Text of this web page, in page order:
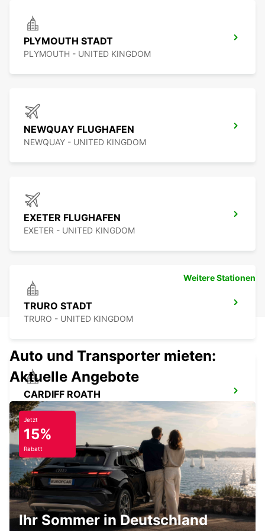
PLYMOUTH STADT
PLYMOUTH - UNITED KINGDOM
NEWQUAY FLUGHAFEN
NEWQUAY - UNITED KINGDOM
EXETER FLUGHAFEN
EXETER - UNITED KINGDOM
TRURO STADT
TRURO - UNITED KINGDOM
CARDIFF ROATH
CARDIFF - UNITED KINGDOM
SWANSEA STADT
SWANSEA - UNITED KINGDOM
Weitere Stationen
Auto und Transporter mieten:
Aktuelle Angebote
Jetzt
15%
Rabatt
Ihr Sommer in Deutschland